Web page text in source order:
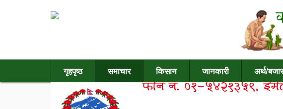
गृहपृष्ठ समाचार किसान जानकारी अर्थ/बजार